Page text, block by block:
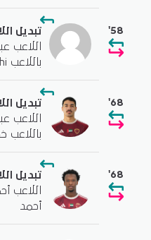
'58 تبديل
اللاعب
باللاعب El Mehdi Elkhamlichi
'68 تبديل
اللاعب
باللاعب
'68 تبديل
اللاعب
أحمد